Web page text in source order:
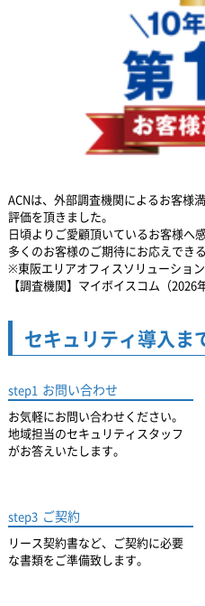
ACNは、外部調査機関によるお客様
評価を頂きました。
日頃よりご愛顧頂いているお客様へ
多くのお客様のご期待にお応えでき
※東阪エリアオフィスソリューショ
【調査機関】マイボイスコム（2026
セキュリティ導入ま
step1 お問い合わせ
お気軽にお問い合わせください。
地域担当のセキュリティスタッフ
がお答えいたします。
step3 ご契約
リース契約書など、ご契約に必要
な書類をご準備致します。